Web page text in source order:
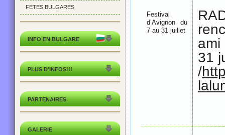
Festival
d’Avignon du
7 au 31 juillet
31
/
FETES BULGARES
INFO EN BULGARE
PLUS D'INFOS!!!
PARTENAIRES
GALERIE